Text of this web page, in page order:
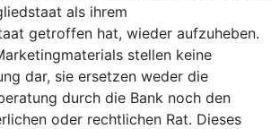
als ihrem
getroffen hat, wieder aufzuheben.
stellen keine
dar, sie ersetzen weder die
durch die Bank noch den
oder rechtlichen Rat. Dieses